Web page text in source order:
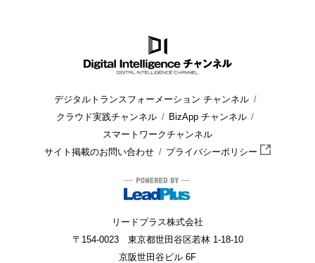
デジタルトランスフォーメーション チャンネル
クラウド実践チャンネル
BizApp チャンネル
スマートワークチャンネル
サイト掲載のお問い合わせ
プライバシーポリシー
リードプラス株式会社
〒154-0023 東京都世田谷区若林 1-18-10
京阪世田谷ビル 6F